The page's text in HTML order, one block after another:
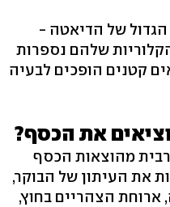
של הדיאטה -
שלהם נספרות
קטנים הופכים לבעיה
את הכסף?
מהוצאות הכסף
את העיתון של הבוקר,
הצהריים בחוץ,